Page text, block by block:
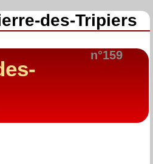
des-Tripiers
n°159